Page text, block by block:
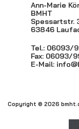
Ann-Marie
BMHT
Spessartstr.
63846
Tel.: 06093/
Fax: 06093/
E-Mail:
Copyright © 2026